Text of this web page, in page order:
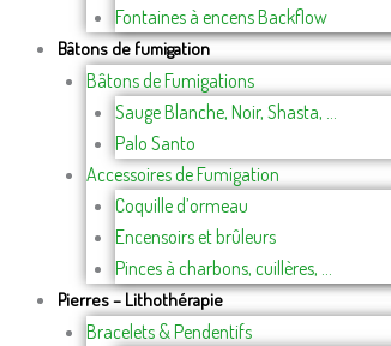
Fontaines à encens Backflow
Bâtons de fumigation
Bâtons de Fumigations
Sauge Blanche, Noir, Shasta, …
Palo Santo
Accessoires de Fumigation
Coquille d’ormeau
Encensoirs et brûleurs
Pinces à charbons, cuillères, …
Pierres – Lithothérapie
Bracelets & Pendentifs